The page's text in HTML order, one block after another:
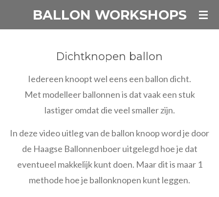
BALLON WORKSHOPS
Dichtknopen ballon
Iedereen knoopt wel eens een ballon dicht.
Met modelleer ballonnen is dat vaak een stuk
lastiger omdat die veel smaller zijn.
In deze video uitleg van de ballon knoop word je door
de Haagse Ballonnenboer uitgelegd hoe je dat
eventueel makkelijk kunt doen. Maar dit is maar 1
methode hoe je ballonknopen kunt leggen.